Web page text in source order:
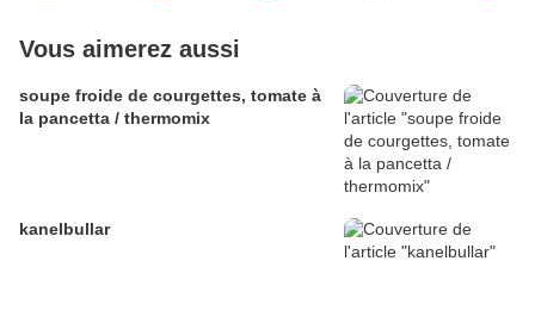
Vous aimerez aussi
soupe froide de courgettes, tomate à
la pancetta / thermomix
kanelbullar